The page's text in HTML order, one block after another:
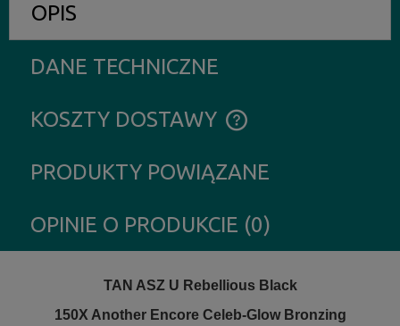
OPIS
DANE TECHNICZNE
KOSZTY DOSTAWY
CENA NIE ZAWIERA EWENTUALNYCH KOSZTÓW PŁATNOŚCI
PRODUKTY POWIĄZANE
OPINIE O PRODUKCIE (0)
TAN ASZ U Rebellious Black
150X Another Encore Celeb-Glow Bronzing